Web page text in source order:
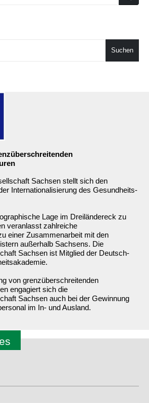
Suchen
Sachsen stellt sich den
Internationalisierung des Gesundheits-
Lage im Dreiländereck zu
veranlasst zahlreiche
einer Zusammenarbeit mit den
außerhalb Sachsens. Die
Sachsen ist Mitglied der Deutsch-
von grenzüberschreitenden
engagiert sich die
Sachsen auch bei der Gewinnung
im In- und Ausland.